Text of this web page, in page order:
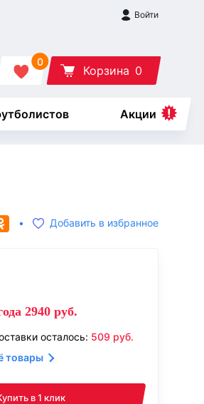
Войти
0
Корзина 0
Акции
• Добавить в избранное
2940 руб.
осталось: 509 руб.
товары
в 1 клик